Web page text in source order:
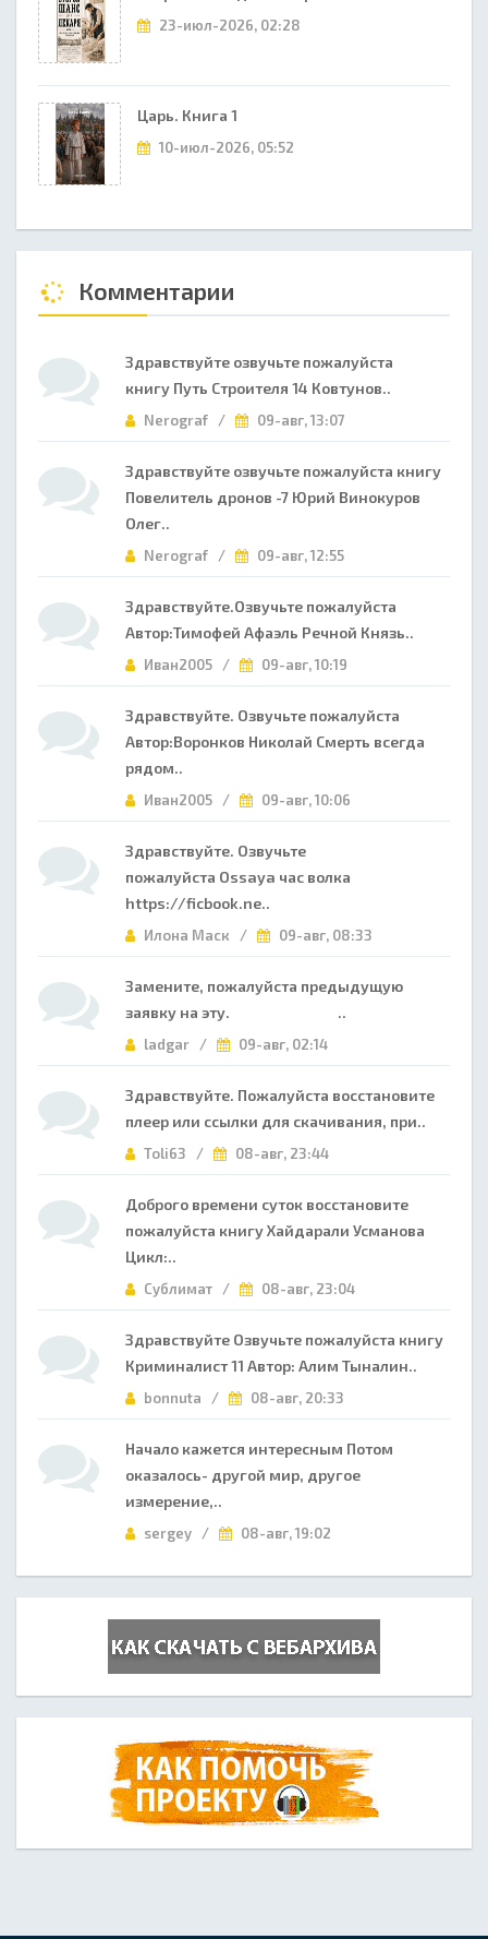
23-июл-2026, 02:28
Царь. Книга 1
10-июл-2026, 05:52
Комментарии
Здравствуйте озвучьте пожалуйста
книгу Путь Строителя 14 Ковтунов..
Nerograf / 09-авг, 13:07
Здравствуйте озвучьте пожалуйста книгу
Повелитель дронов -7 Юрий Винокуров
Олег..
Nerograf / 09-авг, 12:55
Здравствуйте.Озвучьте пожалуйста
Автор:Тимофей Афаэль Речной Князь..
Иван2005 / 09-авг, 10:19
Здравствуйте. Озвучьте пожалуйста
Автор:Воронков Николай Смерть всегда
рядом..
Иван2005 / 09-авг, 10:06
Здравствуйте. Озвучьте
пожалуйста Ossaya час волка
https://ficbook.ne..
Илона Маск / 09-авг, 08:33
Замените, пожалуйста предыдущую
заявку на эту. ..
ladgar / 09-авг, 02:14
Здравствуйте. Пожалуйста восстановите
плеер или ссылки для скачивания, при..
Toli63 / 08-авг, 23:44
Доброго времени суток восстановите
пожалуйста книгу Хайдарали Усманова
Цикл:..
Сублимат / 08-авг, 23:04
Здравствуйте Озвучьте пожалуйста книгу
Криминалист 11 Автор: Алим Тыналин..
bonnuta / 08-авг, 20:33
Начало кажется интересным Потом
оказалось- другой мир, другое
измерение,..
sergey / 08-авг, 19:02